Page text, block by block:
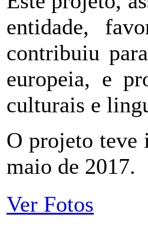
entidade,
contribuiu
europeia, e
culturais e
O projeto teve
maio de 2017.
Ver Fotos